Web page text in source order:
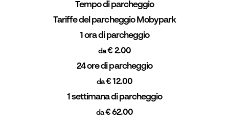
Tempo di parcheggio
Tariffe del parcheggio Mobypark
1 ora di parcheggio
da€ 2.00
24 ore di parcheggio
da€ 12.00
1 settimana di parcheggio
da€ 62.00